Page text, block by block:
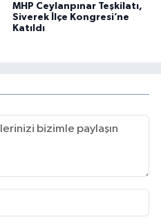
MHP Ceylanpınar Teşkilatı,
Siverek İlçe Kongresi’ne
Katıldı